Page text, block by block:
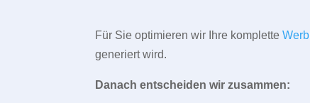
Für Sie optimieren wir Ihre komplette
generiert wird.
Danach entscheiden wir zusammen: